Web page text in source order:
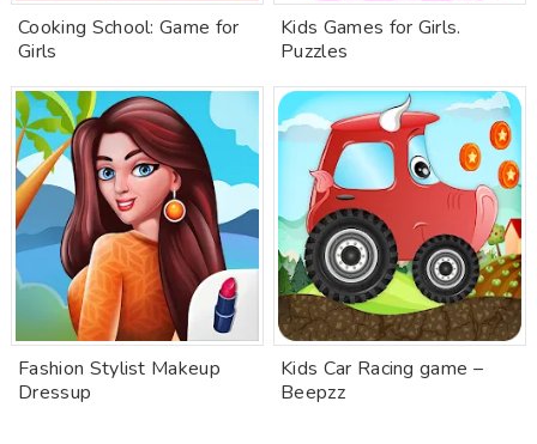
Cooking School: Game for
Girls
Kids Games for Girls.
Puzzles
Fashion Stylist Makeup
Dressup
Kids Car Racing game –
Beepzz